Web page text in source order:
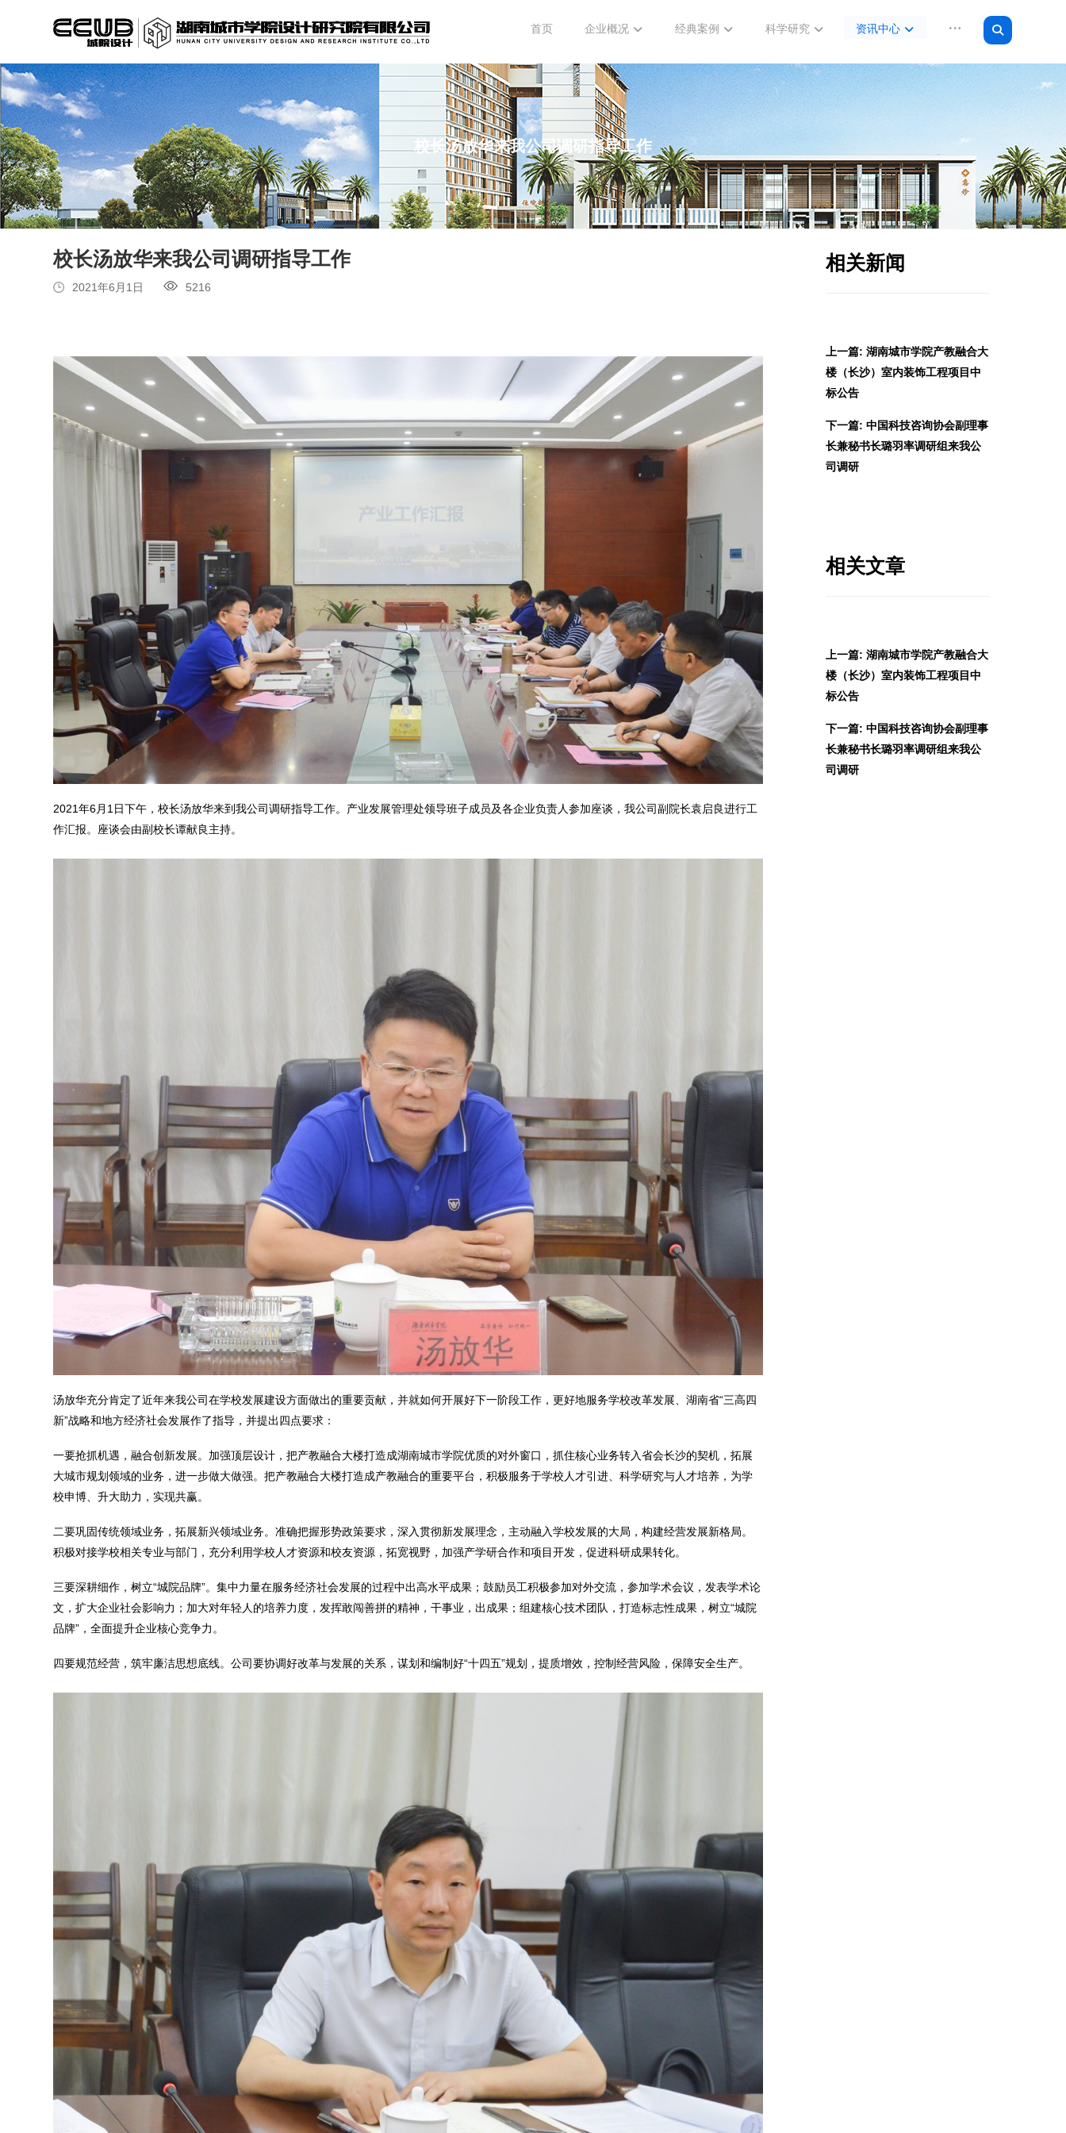
首页 企业概况 经典案例 科学研究 资讯中心
校长汤放华来我公司调研指导工作
校长汤放华来我公司调研指导工作
2021年6月1日 5216
2021年6月1日下午，校长汤放华来到我公司调研指导工作。产业发展管理处领导班子成员及各企业负责人参加座谈，我公司副院长袁启良进行工
作汇报。座谈会由副校长谭献良主持。
汤放华充分肯定了近年来我公司在学校发展建设方面做出的重要贡献，并就如何开展好下一阶段工作，更好地服务学校改革发展、湖南省“三高四
新”战略和地方经济社会发展作了指导，并提出四点要求：
一要抢抓机遇，融合创新发展。加强顶层设计，把产教融合大楼打造成湖南城市学院优质的对外窗口，抓住核心业务转入省会长沙的契机，拓展
大城市规划领域的业务，进一步做大做强。把产教融合大楼打造成产教融合的重要平台，积极服务于学校人才引进、科学研究与人才培养，为学
校申博、升大助力，实现共赢。
二要巩固传统领域业务，拓展新兴领域业务。准确把握形势政策要求，深入贯彻新发展理念，主动融入学校发展的大局，构建经营发展新格局。
积极对接学校相关专业与部门，充分利用学校人才资源和校友资源，拓宽视野，加强产学研合作和项目开发，促进科研成果转化。
三要深耕细作，树立“城院品牌”。集中力量在服务经济社会发展的过程中出高水平成果；鼓励员工积极参加对外交流，参加学术会议，发表学术论
文，扩大企业社会影响力；加大对年轻人的培养力度，发挥敢闯善拼的精神，干事业，出成果；组建核心技术团队，打造标志性成果，树立“城院
品牌”，全面提升企业核心竞争力。
四要规范经营，筑牢廉洁思想底线。公司要协调好改革与发展的关系，谋划和编制好“十四五”规划，提质增效，控制经营风险，保障安全生产。
相关新闻
上一篇: 湖南城市学院产教融合大
楼（长沙）室内装饰工程项目中
标公告
下一篇: 中国科技咨询协会副理事
长兼秘书长璐羽率调研组来我公
司调研
相关文章
上一篇: 湖南城市学院产教融合大
楼（长沙）室内装饰工程项目中
标公告
下一篇: 中国科技咨询协会副理事
长兼秘书长璐羽率调研组来我公
司调研